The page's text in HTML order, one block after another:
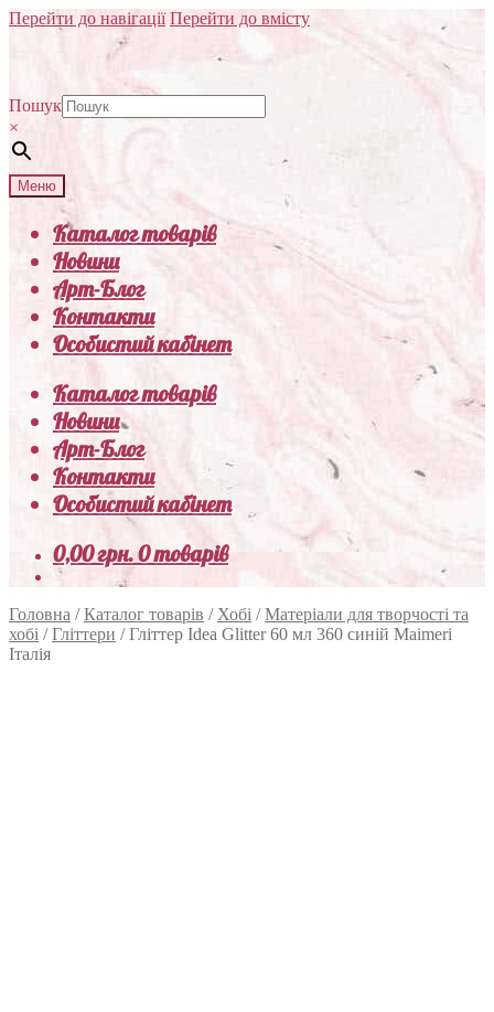
Перейти до навігації Перейти до вмісту
Пошук
×
Меню
Каталог товарів
Новини
Арт-Блог
Контакти
Особистий кабінет
Каталог товарів
Новини
Арт-Блог
Контакти
Особистий кабінет
0,00грн.0 товарів
Головна /Каталог товарів / Хобі /Матеріали для творчості та
хобі /Гліттери /Гліттер Idea Glitter 60 мл 360 синій Maimeri
Італія